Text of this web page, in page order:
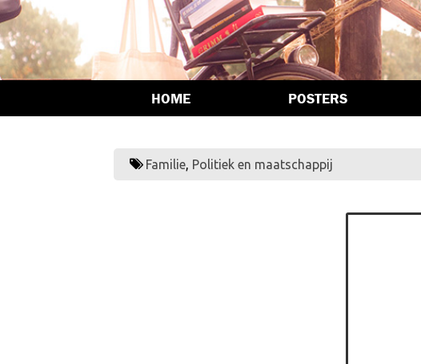
HOME POSTERS
Familie, Politiek en maatschappij